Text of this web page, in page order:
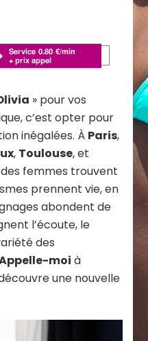
» pour vos
c’est opter pour
inégalées. À Paris,
, Toulouse, et
femmes trouvent
prennent vie, en
abondent de
l’écoute, le
des
moi à
une nouvelle